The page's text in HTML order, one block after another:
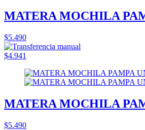
MATERA MOCHILA
$5.490
$4.941
MATERA MOCHILA
$5.490